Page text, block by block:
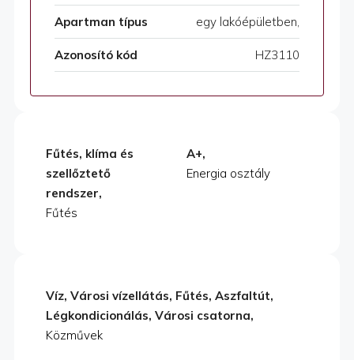
Apartman típus egy lakóépületben,
Azonosító kód HZ3110
Fűtés, klíma és
szellőztető
rendszer,
Fűtés
A+,
Energia osztály
Víz, Városi vízellátás, Fűtés, Aszfaltút,
Légkondicionálás, Városi csatorna,
Közművek